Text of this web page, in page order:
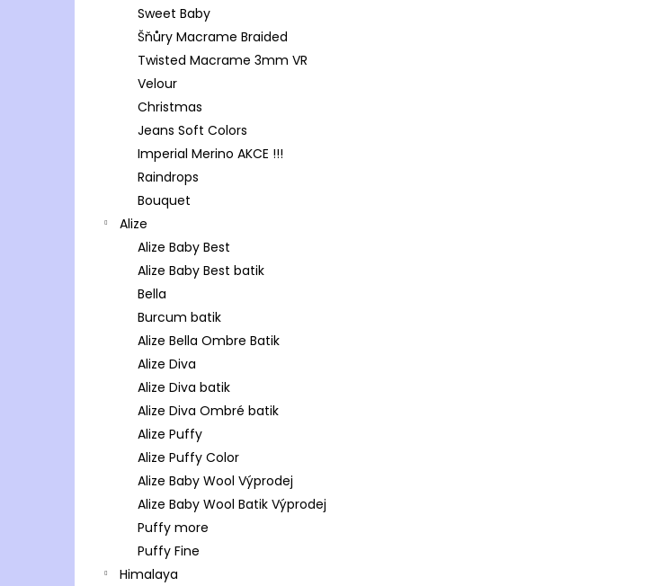
Sweet Baby
Šňůry Macrame Braided
Twisted Macrame 3mm VR
Velour
Christmas
Jeans Soft Colors
Imperial Merino AKCE !!!
Raindrops
Bouquet
Alize
Alize Baby Best
Alize Baby Best batik
Bella
Burcum batik
Alize Bella Ombre Batik
Alize Diva
Alize Diva batik
Alize Diva Ombré batik
Alize Puffy
Alize Puffy Color
Alize Baby Wool Výprodej
Alize Baby Wool Batik Výprodej
Puffy more
Puffy Fine
Himalaya